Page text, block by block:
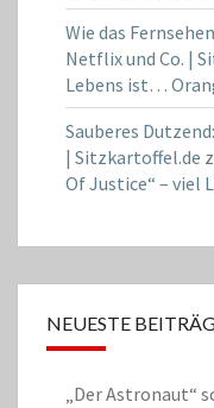
Wie das
Netflix und Co. |
Lebens ist…
Sauberes
| Sitzkartoffel.de
Of Justice“ – viel
NEUESTE
„Der Astronaut“